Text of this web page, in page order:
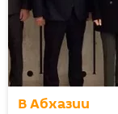
В Абхазии